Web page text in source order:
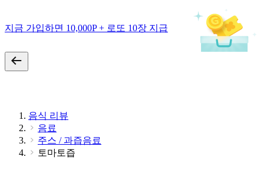
지금 가입하면 10,000P + 로또 10장 지급
음식 리뷰
음료
주스 / 과즙음료
토마토즙